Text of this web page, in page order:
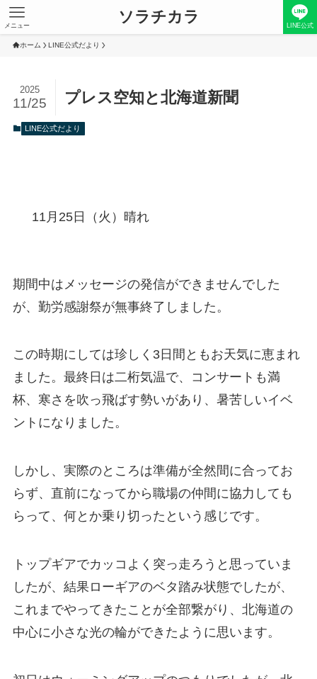
ソラチカラ LINE公式
メニュー
ホーム LINE公式だより
プレス空知と北海道新聞
2025
11/25
LINE公式だより
11月25日（火）晴れ
期間中はメッセージの発信ができませんでした
が、勤労感謝祭が無事終了しました。
この時期にしては珍しく3日間ともお天気に恵まれ
ました。最終日は二桁気温で、コンサートも満
杯、寒さを吹っ飛ばす勢いがあり、暑苦しいイベ
ントになりました。
しかし、実際のところは準備が全然間に合ってお
らず、直前になってから職場の仲間に協力しても
らって、何とか乗り切ったという感じです。
トップギアでカッコよく突っ走ろうと思っていま
したが、結果ローギアのベタ踏み状態でしたが、
これまでやってきたことが全部繋がり、北海道の
中心に小さな光の輪ができたように思います。